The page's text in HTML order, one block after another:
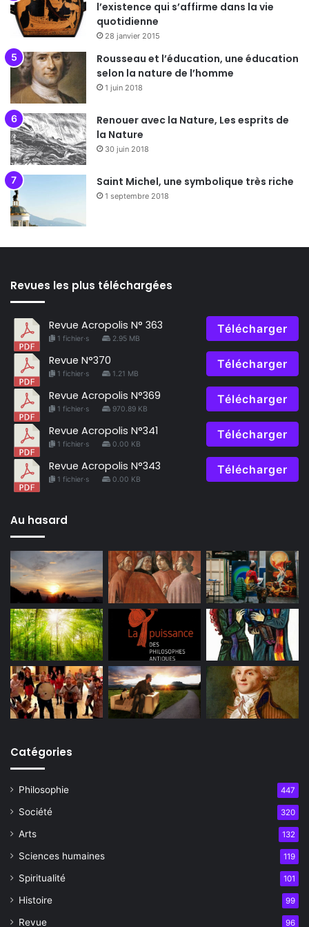
l’existence qui s’affirme dans la vie
quotidienne
28 janvier 2015
Rousseau et l’éducation, une éducation
selon la nature de l’homme
1 juin 2018
Renouer avec la Nature, Les esprits de
la Nature
30 juin 2018
Saint Michel, une symbolique très riche
1 septembre 2018
Revues les plus téléchargées
Revue Acropolis N° 363
1 fichier·s 2.95 MB
Télécharger
Revue N°370
1 fichier·s 1.21 MB
Télécharger
Revue Acropolis N°369
1 fichier·s 970.89 KB
Télécharger
Revue Acropolis N°341
1 fichier·s 0.00 KB
Télécharger
Revue Acropolis N°343
1 fichier·s 0.00 KB
Télécharger
Au hasard
Catégories
Philosophie 447
Société 320
Arts 132
Sciences humaines 119
Spiritualité 101
Histoire 99
Revue 96